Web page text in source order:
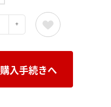
購入手続きへ